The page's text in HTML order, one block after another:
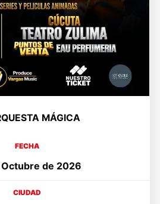
MÁGICA
FECHA
de 2026
CIUDAD